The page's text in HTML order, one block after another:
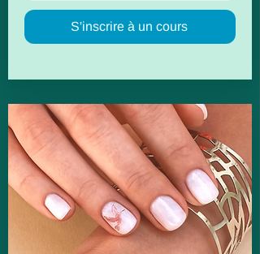
S'inscrire à un cours